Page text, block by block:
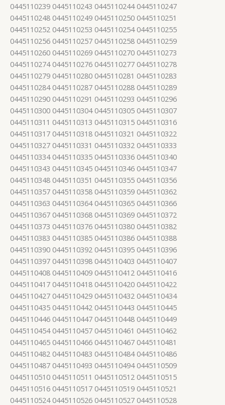
0445110239 0445110243 0445110244 0445110247
0445110248 0445110249 0445110250 0445110251
0445110252 0445110253 0445110254 0445110255
0445110256 0445110257 0445110258 0445110259
0445110260 0445110269 0445110270 0445110273
0445110274 0445110276 0445110277 0445110278
0445110279 0445110280 0445110281 0445110283
0445110284 0445110287 0445110288 0445110289
0445110290 0445110291 0445110293 0445110296
0445110300 0445110304 0445110305 0445110307
0445110311 0445110313 0445110315 0445110316
0445110317 0445110318 0445110321 0445110322
0445110327 0445110331 0445110332 0445110333
0445110334 0445110335 0445110336 0445110340
0445110343 0445110345 0445110346 0445110347
0445110348 0445110351 0445110355 0445110356
0445110357 0445110358 0445110359 0445110362
0445110363 0445110364 0445110365 0445110366
0445110367 0445110368 0445110369 0445110372
0445110373 0445110376 0445110380 0445110382
0445110383 0445110385 0445110386 0445110388
0445110390 0445110392 0445110395 0445110396
0445110397 0445110398 0445110403 0445110407
0445110408 0445110409 0445110412 0445110416
0445110417 0445110418 0445110420 0445110422
0445110427 0445110429 0445110432 0445110434
0445110435 0445110442 0445110443 0445110445
0445110446 0445110447 0445110448 0445110449
0445110454 0445110457 0445110461 0445110462
0445110465 0445110466 0445110467 0445110481
0445110482 0445110483 0445110484 0445110486
0445110487 0445110493 0445110494 0445110509
0445110510 0445110511 0445110512 0445110515
0445110516 0445110517 0445110519 0445110521
0445110524 0445110526 0445110527 0445110528